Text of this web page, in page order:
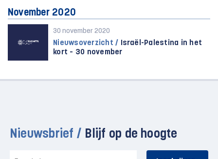
November 2020
30 november 2020
Nieuwsoverzicht / Israël-Palestina in het
kort – 30 november
Nieuwsbrief / Blijf op de hoogte